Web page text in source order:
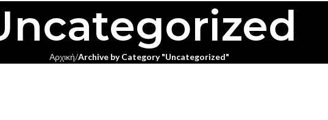
Αρχική Archive by Category "Uncategorized"